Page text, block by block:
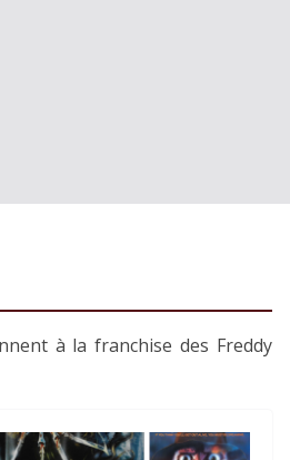
à la franchise des Freddy